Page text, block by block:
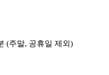
(주말, 공휴일 제외)